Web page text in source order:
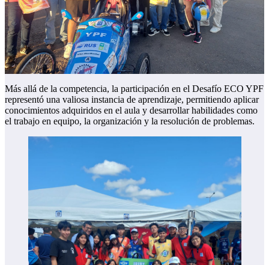
Más allá de la competencia, la participación en el Desafío ECO YPF
representó una valiosa instancia de aprendizaje, permitiendo aplicar
conocimientos adquiridos en el aula y desarrollar habilidades como
el trabajo en equipo, la organización y la resolución de problemas.